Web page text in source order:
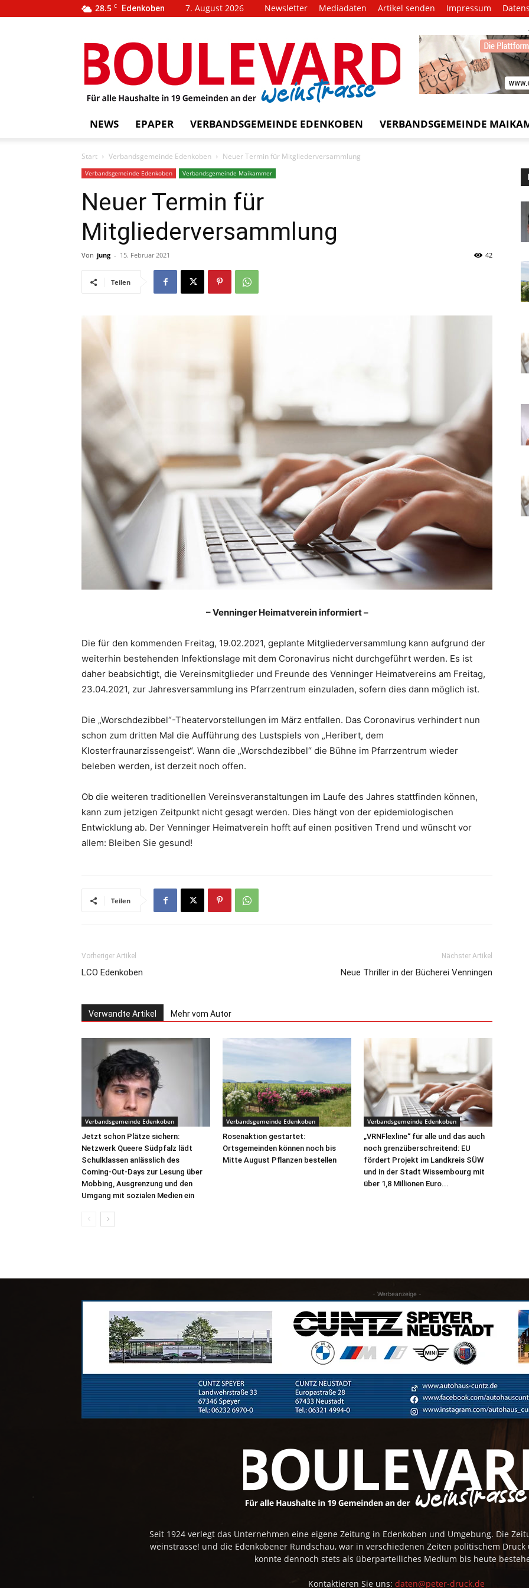
28.5 C Edenkoben 7. August 2026 Newsletter Mediadaten Artikel senden Impressum
BOULEVARD
weinstrasse!
NEWS EPAPER VERBANDSGEMEINDE EDENKOBEN VERBANDSGEMEINDE
Start Verbandsgemeinde Edenkoben Neuer Termin für Mitgliederversammlung
Verbandsgemeinde Edenkoben Verbandsgemeinde Maikammer
Neuer Termin für
Mitgliederversammlung
Von jung - 15. Februar 2021 42
Teilen
– Venninger Heimatverein informiert –
Die für den kommenden Freitag, 19.02.2021, geplante Mitgliederversammlung kann aufgrund der
weiterhin bestehenden Infektionslage mit dem Coronavirus nicht durchgeführt werden. Es ist
daher beabsichtigt, die Vereinsmitglieder und Freunde des Venninger Heimatvereins am Freitag,
23.04.2021, zur Jahresversammlung ins Pfarrzentrum einzuladen, sofern dies dann möglich ist.
Die „Worschdezibbel“-Theatervorstellungen im März entfallen. Das Coronavirus verhindert nun
schon zum dritten Mal die Aufführung des Lustspiels von „Heribert, dem
Klosterfraunarzissengeist“. Wann die „Worschdezibbel“ die Bühne im Pfarrzentrum wieder
beleben werden, ist derzeit noch offen.
Ob die weiteren traditionellen Vereinsveranstaltungen im Laufe des Jahres stattfinden können,
kann zum jetzigen Zeitpunkt nicht gesagt werden. Dies hängt von der epidemiologischen
Entwicklung ab. Der Venninger Heimatverein hofft auf einen positiven Trend und wünscht vor
allem: Bleiben Sie gesund!
Teilen
Vorheriger Artikel
LCO Edenkoben
Nächster Artikel
Neue Thriller in der Bücherei Venningen
Verwandte Artikel Mehr vom Autor
Verbandsgemeinde Edenkoben
Jetzt schon Plätze sichern:
Netzwerk Queere Südpfalz lädt
Schulklassen anlässlich des
Coming-Out-Days zur Lesung über
Mobbing, Ausgrenzung und den
Umgang mit sozialen Medien ein
Verbandsgemeinde Edenkoben
Rosenaktion gestartet:
Ortsgemeinden können noch bis
Mitte August Pflanzen bestellen
Verbandsgemeinde Edenkoben
„VRNFlexline“ für alle und das auch
noch grenzüberschreitend: EU
fördert Projekt im Landkreis SÜW
und in der Stadt Wissembourg mit
über 1,8 Millionen Euro...
- Werbeanzeige -
Seit 1924 verlegt das Unternehmen eine eigene Zeitung in Edenkoben und Umgebung. Die
weinstrasse! und die Edenkobener Rundschau, war in verschiedenen Zeiten politischem
konnte dennoch stets als überparteiliches Medium bis heute
Kontaktieren Sie uns:daten@peter-druck.de